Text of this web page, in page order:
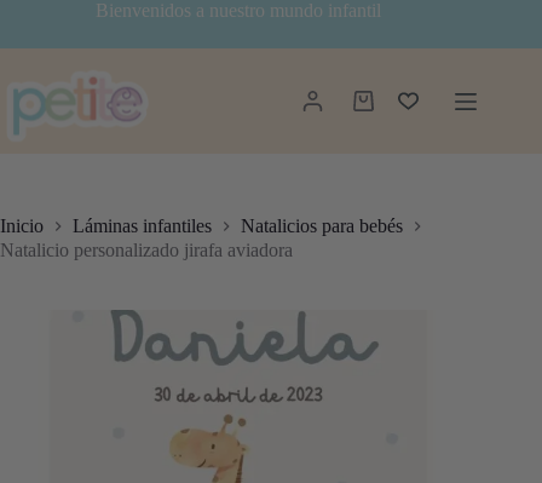
contenido
Bienvenidos a nuestro mundo infantil
Carro
Inicio Láminas infantiles
Natalicios para bebés
Natalicio personalizado jirafa aviadora